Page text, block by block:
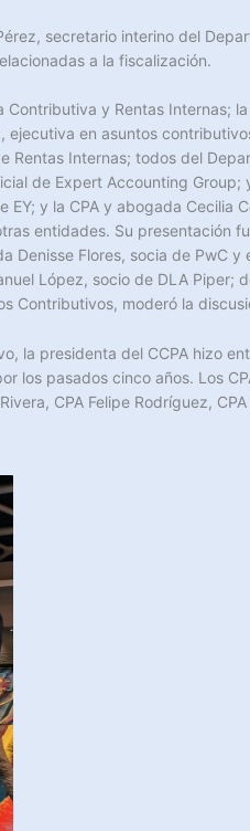
secretario interino del
a la fiscalización.
y Rentas Internas;
en asuntos
Internas; todos del
de Expert Accounting Group;
y la CPA y abogada
entidades. Su presentación
Flores, socia de PwC y
López, socio de DLA Piper;
Contributivos, moderó la
la presidenta del CCPA hizo
pasados cinco años. Los
CPA Felipe Rodríguez,